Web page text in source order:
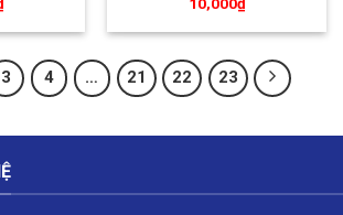
10,000₫
3 4 … 21 22 23